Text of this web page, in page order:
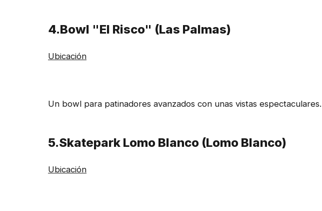
4.Bowl "El Risco" (Las Palmas)
Ubicación
Un bowl para patinadores avanzados con unas vistas espectaculares.
5.Skatepark Lomo Blanco (Lomo Blanco)
Ubicación